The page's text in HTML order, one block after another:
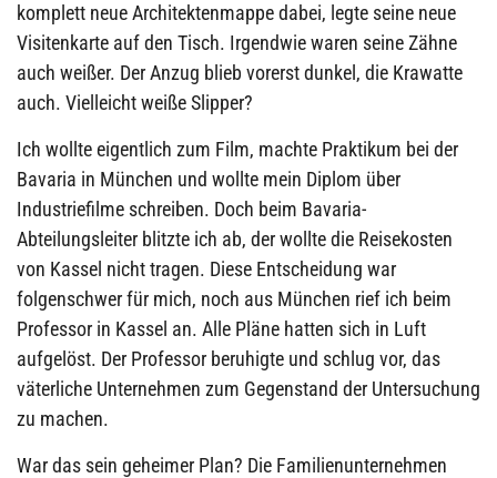
komplett neue Architektenmappe dabei, legte seine neue
Visitenkarte auf den Tisch. Irgendwie waren seine Zähne
auch weißer. Der Anzug blieb vorerst dunkel, die Krawatte
auch. Vielleicht weiße Slipper?
Ich wollte eigentlich zum Film, machte Praktikum bei der
Bavaria in München und wollte mein Diplom über
Industriefilme schreiben. Doch beim Bavaria-
Abteilungsleiter blitzte ich ab, der wollte die Reisekosten
von Kassel nicht tragen. Diese Entscheidung war
folgenschwer für mich, noch aus München rief ich beim
Professor in Kassel an. Alle Pläne hatten sich in Luft
aufgelöst. Der Professor beruhigte und schlug vor, das
väterliche Unternehmen zum Gegenstand der Untersuchung
zu machen.
War das sein geheimer Plan? Die Familienunternehmen